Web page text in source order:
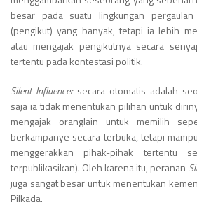
besar pada suatu lingkungan
(pengikut) yang banyak, tetapi ia lebih
atau mengajak pengikutnya secara
tertentu pada kontestasi politik.
Silent Influencersecara otomatis adalah
saja ia tidak menentukan pilihan untuk
mengajak oranglain untuk memilih
berkampanye secara terbuka, tetapi
menggerakkan pihak-pihak tertentu
terpublikasikan). Oleh karena itu, peranan
juga sangat besar untuk menentukan
Pilkada.